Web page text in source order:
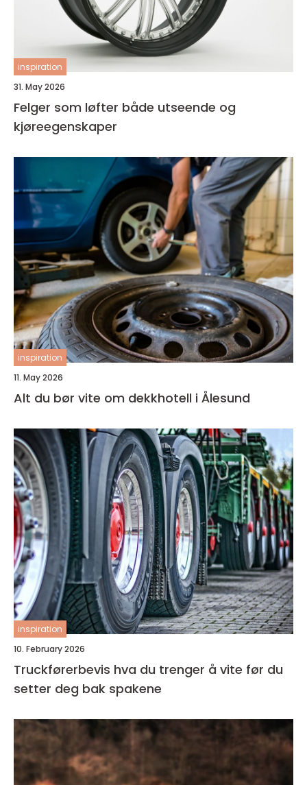
inspiration
31. May 2026
Felger som løfter både utseende og
kjøreegenskaper
inspiration
11. May 2026
Alt du bør vite om dekkhotell i Ålesund
inspiration
10. February 2026
Truckførerbevis hva du trenger å vite før du
setter deg bak spakene